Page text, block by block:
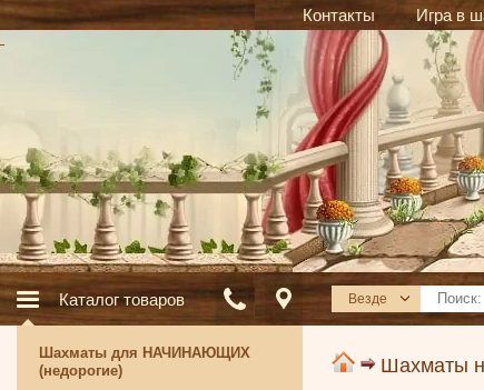
Контакты Игра в
Каталог товаров Везде
Шахматы
Шахматы для НАЧИНАЮЩИХ
(недорогие)